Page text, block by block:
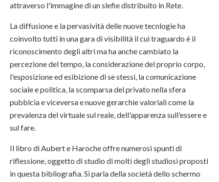
attraverso l'immagine di un slefie distribuito in Rete.
La diffusione e la pervasività delle nuove tecnlogie ha
coinvolto tutti in una gara di visibilità il cui traguardo è il
riconoscimento degli altri ma ha anche cambiato la
percezione del tempo, la considerazione del proprio corpo,
l'esposizione ed esibizione di se stessi, la comunicazione
sociale e politica, la scomparsa del privato nella sfera
pubblcia e viceversa e nuove gerarchie valoriali come la
prevalenza del virtuale sul reale, dell'apparenza sull'essere e
sul fare.
Il libro di Aubert e Haroche offre numerosi spunti di
riflessione, oggetto di studio di molti degli studiosi proposti
in questa bibliografia. Si parla della società dello schermo